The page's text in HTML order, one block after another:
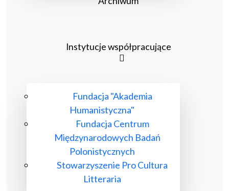
Instytucje współpracujące
Fundacja "Akademia
Humanistyczna"
Fundacja Centrum
Międzynarodowych Badań
Polonistycznych
Stowarzyszenie Pro Cultura
Litteraria